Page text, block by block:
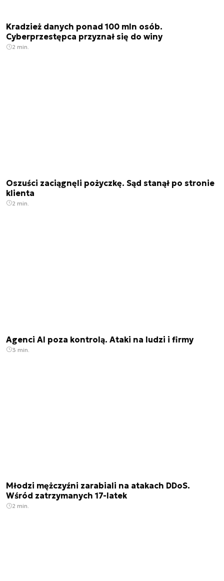
Kradzież danych ponad 100 mln osób.
Cyberprzestępca przyznał się do winy
2 min.
Oszuści zaciągnęli pożyczkę. Sąd stanął po stronie
klienta
2 min.
Agenci AI poza kontrolą. Ataki na ludzi i firmy
3 min.
Młodzi mężczyźni zarabiali na atakach DDoS.
Wśród zatrzymanych 17-latek
2 min.